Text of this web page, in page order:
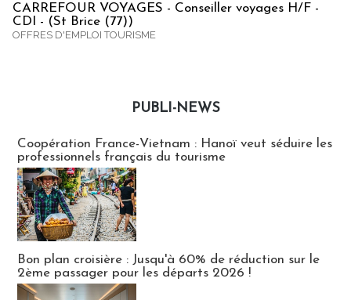
CARREFOUR VOYAGES - Conseiller voyages H/F -
CDI - (St Brice (77))
OFFRES D'EMPLOI TOURISME
PUBLI-NEWS
Coopération France-Vietnam : Hanoï veut séduire les
professionnels français du tourisme
Bon plan croisière : Jusqu'à 60% de réduction sur le
2ème passager pour les départs 2026 !